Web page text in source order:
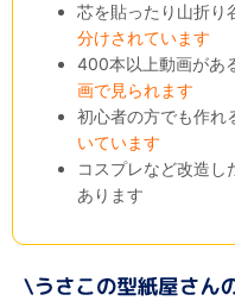
芯を貼ったり山折り
分けされています
400本以上動画があ
画で見られます
初心者の方でも作れ
いています
コスプレなど改造し
あります